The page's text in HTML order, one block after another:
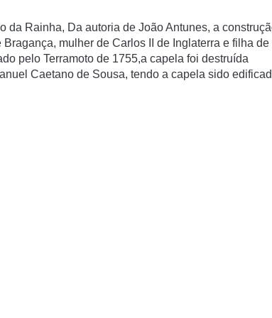
da Rainha, Da autoria de João Antunes, a
mulher de Carlos II de Inglaterra e filha de
pelo Terramoto de 1755,a capela foi destruída
Caetano de Sousa, tendo a capela sido